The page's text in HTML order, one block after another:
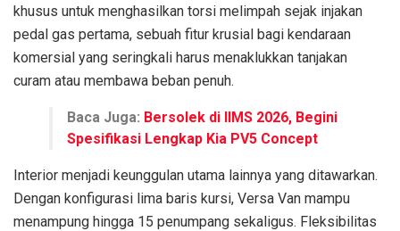
khusus untuk menghasilkan torsi melimpah sejak injakan
pedal gas pertama, sebuah fitur krusial bagi kendaraan
komersial yang seringkali harus menaklukkan tanjakan
curam atau membawa beban penuh.
Baca Juga: Bersolek di IIMS 2026, Begini
Spesifikasi Lengkap Kia PV5 Concept
Interior menjadi keunggulan utama lainnya yang ditawarkan.
Dengan konfigurasi lima baris kursi, Versa Van mampu
menampung hingga 15 penumpang sekaligus. Fleksibilitas